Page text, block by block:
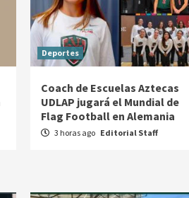
Deportes
Coach de Escuelas Aztecas
UDLAP jugará el Mundial de
Flag Football en Alemania
3 horas ago Editorial Staff